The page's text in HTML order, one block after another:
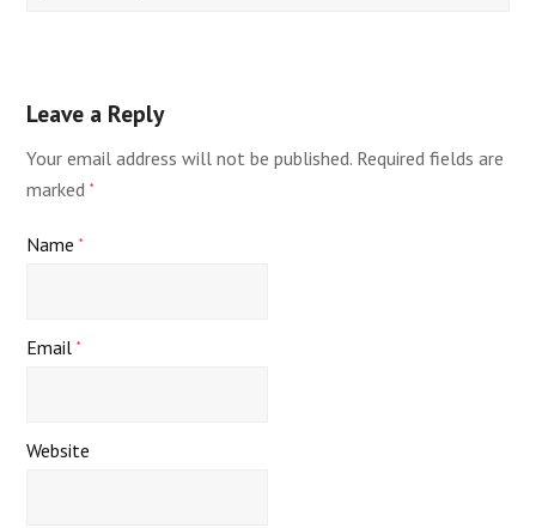
Leave a Reply
Your email address will not be published. Required fields are
marked*
Name*
Email*
Website